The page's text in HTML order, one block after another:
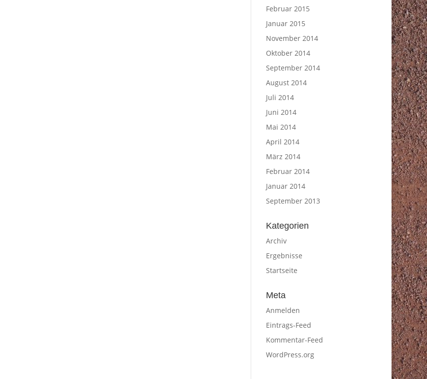
Februar 2015
Januar 2015
November 2014
Oktober 2014
September 2014
August 2014
Juli 2014
Juni 2014
Mai 2014
April 2014
März 2014
Februar 2014
Januar 2014
September 2013
Kategorien
Archiv
Ergebnisse
Startseite
Meta
Anmelden
Eintrags-Feed
Kommentar-Feed
WordPress.org